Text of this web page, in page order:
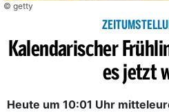
© getty
Kalendarischer
es jetzt
Heute um 10:01 Uhr